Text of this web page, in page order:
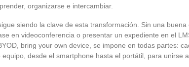
organizarse e intercambiar.
siendo la clave de esta transformación. Sin una
en videoconferencia o presentar un expediente en el
bring your own device, se impone en todas partes:
equipo, desde el smartphone hasta el portátil, para unirse